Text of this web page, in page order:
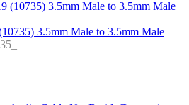
3.5mm Male to 3.5mm Male